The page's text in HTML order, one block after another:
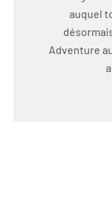
auquel
Adventure